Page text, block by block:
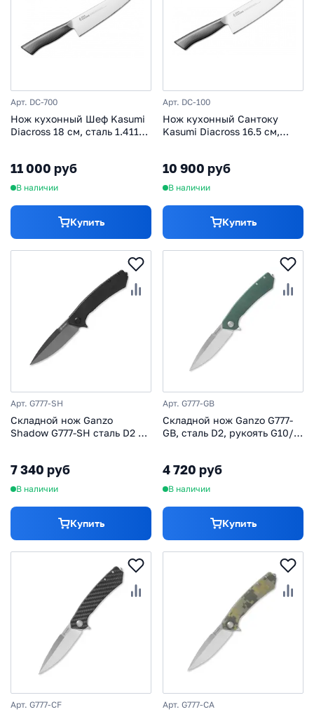
Арт. DC-700
Нож кухонный Шеф Kasumi
Diacross 18 см, сталь 1.4116,
11 000 руб
В наличии
Купить
Арт. DC-100
Нож кухонный Сантоку
Kasumi Diacross 16.5 см,
10 900 руб
В наличии
Купить
Арт. G777-SH
Cкладной нож Ganzo
Shadow G777-SH сталь D2 с
7 340 руб
В наличии
Купить
Арт. G777-GB
Складной нож Ganzo G777-
GB, сталь D2, рукоять G10/
4 720 руб
В наличии
Купить
Арт. G777-CF Арт. G777-CA